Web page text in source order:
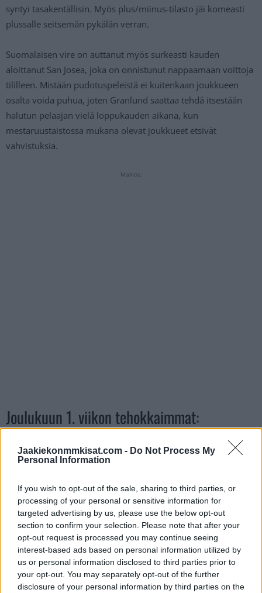
Jaakiekonmmkisat.com - Do Not Process My
Personal Information
If you wish to opt-out of the sale, sharing to third parties, or
processing of your personal or sensitive information for
targeted advertising by us, please use the below opt-out
section to confirm your selection. Please note that after your
opt-out request is processed you may continue seeing
interest-based ads based on personal information utilized by
us or personal information disclosed to third parties prior to
your opt-out. You may separately opt-out of the further
disclosure of your personal information by third parties on the
syntyi tasakentällisin. Myös plus/miinus-tilasto jäi komeasti
plussalle seitsemän pykälän verran.
Suomalaisen vire on auttanut myös surkeasti kauden
aloittanut San Josea, joka on onnistunut nappaamaan voittoja
tililleen. Mistään pudotuspeleistä ei kuitenkaan joukkueen
osalta voida puhua, joten Granlund saattaa tehdä itsestään
halutun pelaajan vielä loppukauden aikana, kun
mestaruustaistossa mukana olevat joukkueet etsivät
vahvistuksia.
Mainos:
Joulukuun 1. viikon tehokkaimmat:
Mikael Granlund, San Jose, 4, 2+7=9, +7
Bo Horvat, NY Islanders, 3, 2+5=7, +4
Nathan MacKinnon, Colorado, 4, 2+5=7, +1
Artemi Panarin, NY Rangers, 3, 4+2=6, -1